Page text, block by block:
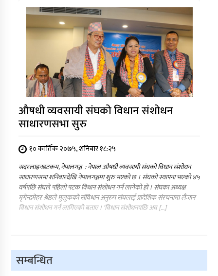
औषधी व्यवसायी संघको विधान संशोधन
साधारणसभा सुरु
१० कार्तिक २०७५, शनिबार १८:२५
सदरलाइनडटकम, नेपालगञ्ज : नेपाल औषधी व्यवसायी संघको विधान संशोधन
साधारणसभा शनिबारदेखि नेपालगञ्जमा शुरु भएको छ । संघको स्थापना भएको ४५
वर्षपछि संघले पहिलो पटक विधान संशोधन गर्न लागेको हो । संघका अध्यक्ष
मृगेन्द्रमेहर श्रेष्ठले मुलुकको संविधान अनुरुप संघलाई प्रादेशिक संरचनामा लैजान
विधान संशोधन गर्न लागिएको बताए । ‘विधान संशोधनपछि अव […]
सम्बन्धित